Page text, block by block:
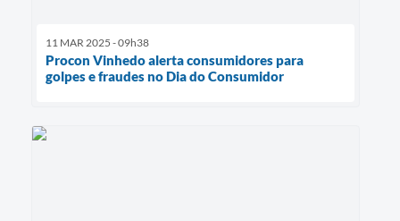
11 MAR 2025 - 09h38
Procon Vinhedo alerta consumidores para
golpes e fraudes no Dia do Consumidor